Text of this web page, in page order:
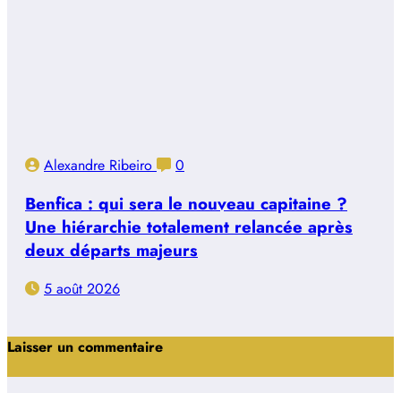
Alexandre Ribeiro 0
Benfica : qui sera le nouveau capitaine ?
Une hiérarchie totalement relancée après
deux départs majeurs
5 août 2026
Laisser un commentaire